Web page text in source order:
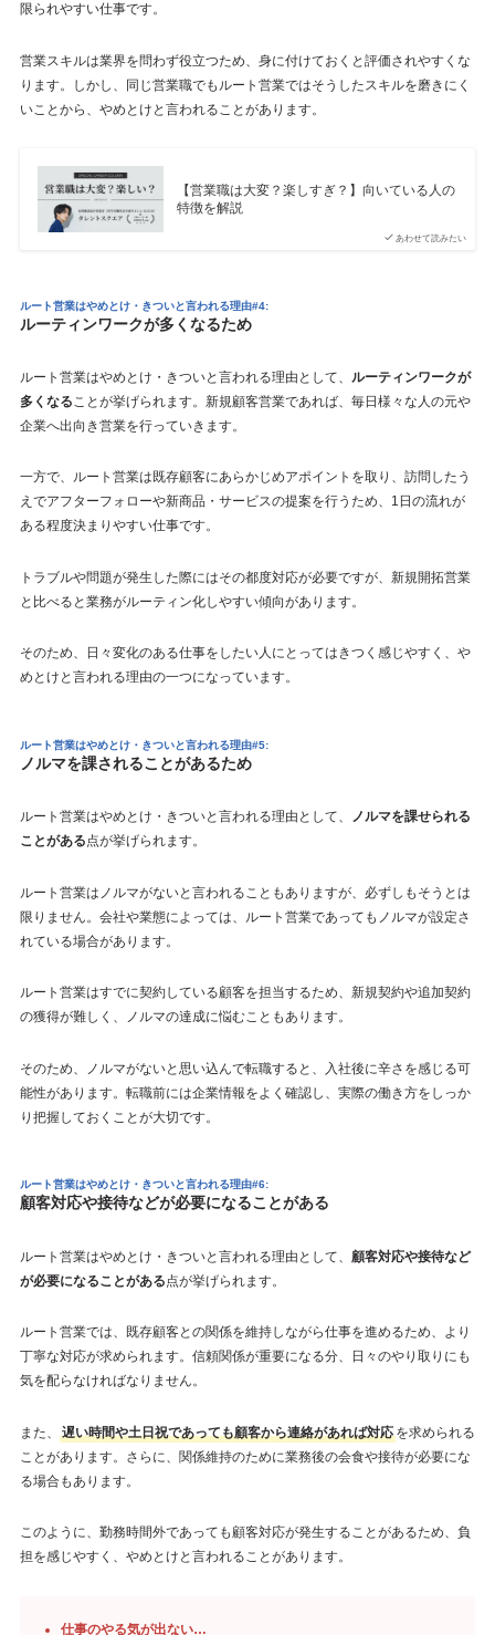
限られやすい仕事です。
営業スキルは業界を問わず役立つため、身に付けておくと評価されやすくな
ります。しかし、同じ営業職でもルート営業ではそうしたスキルを磨きにく
いことから、やめとけと言われることがあります。
あわせて読みたい
【営業職は大変？楽しすぎ？】向いている人の
特徴を解説
ルート営業はやめとけ・きついと言われる理由#4:
ルーティンワークが多くなるため
ルート営業はやめとけ・きついと言われる理由として、 ルーティンワークが
多くなる ことが挙げられます。新規顧客営業であれば、毎日様々な人の元や
企業へ出向き営業を行っていきます。
一方で、ルート営業は既存顧客にあらかじめアポイントを取り、訪問したう
えでアフターフォローや新商品・サービスの提案を行うため、1日の流れが
ある程度決まりやすい仕事です。
トラブルや問題が発生した際にはその都度対応が必要ですが、新規開拓営業
と比べると業務がルーティン化しやすい傾向があります。
そのため、日々変化のある仕事をしたい人にとってはきつく感じやすく、や
めとけと言われる理由の一つになっています。
ルート営業はやめとけ・きついと言われる理由#5:
ノルマを課されることがあるため
ルート営業はやめとけ・きついと言われる理由として、 ノルマを課せられる
ことがある点が挙げられます。
ルート営業はノルマがないと言われることもありますが、必ずしもそうとは
限りません。会社や業態によっては、ルート営業であってもノルマが設定さ
れている場合があります。
ルート営業はすでに契約している顧客を担当するため、新規契約や追加契約
の獲得が難しく、ノルマの達成に悩むこともあります。
そのため、ノルマがないと思い込んで転職すると、入社後に辛さを感じる可
能性があります。転職前には企業情報をよく確認し、実際の働き方をしっか
り把握しておくことが大切です。
ルート営業はやめとけ・きついと言われる理由#6:
顧客対応や接待などが必要になることがある
ルート営業はやめとけ・きついと言われる理由として、 顧客対応や接待など
が必要になることがある 点が挙げられます。
ルート営業では、既存顧客との関係を維持しながら仕事を進めるため、より
丁寧な対応が求められます。信頼関係が重要になる分、日々のやり取りにも
気を配らなければなりません。
また、 遅い時間や土日祝であっても顧客から連絡があれば対応 を求められる
ことがあります。さらに、関係維持のために業務後の会食や接待が必要にな
る場合もあります。
このように、勤務時間外であっても顧客対応が発生することがあるため、負
担を感じやすく、やめとけと言われることがあります。
仕事のやる気が出ない…